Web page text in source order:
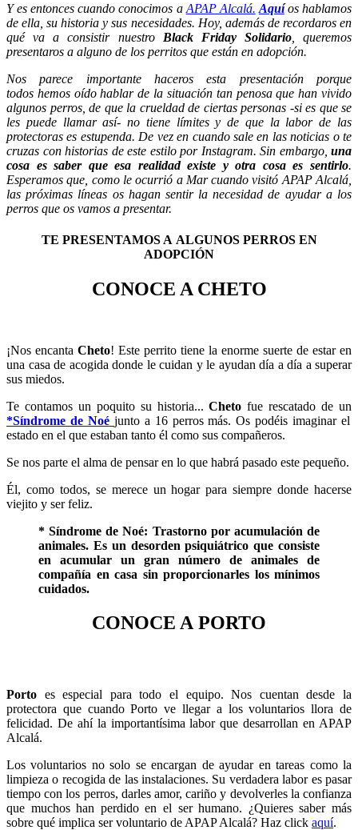
Y es entonces cuando conocimos a APAP Alcalá. Aquíos hablamos
de ella, su historia y sus necesidades. Hoy, además de recordaros en
qué va a consistir nuestro Black Friday Solidario, queremos
presentaros a alguno de los perritos que están en adopción.
Nos parece importante haceros esta presentación porque
todos hemos oído hablar de la situación tan penosa que han vivido
algunos perros, de que la crueldad de ciertas personas -si es que se
les puede llamar así- no tiene límites y de que la labor de las
protectoras es estupenda. De vez en cuando sale en las noticias o te
cruzas con historias de este estilo por Instagram. Sin embargo, una
cosa es saber que esa realidad existe y otra cosa es sentirlo.
Esperamos que, como le ocurrió a Mar cuando visitó APAP Alcalá,
las próximas líneas os hagan sentir la necesidad de ayudar a los
perros que os vamos a presentar.
TE PRESENTAMOS A ALGUNOS PERROS EN
ADOPCIÓN
CONOCE A CHETO
¡Nos encanta Cheto! Este perrito tiene la enorme suerte de estar en
una casa de acogida donde le cuidan y le ayudan día a día a superar
sus miedos.
Te contamos un poquito su historia...Cheto fue rescatado de un
*Síndrome de Noé junto a 16 perros más. Os podéis imaginar el
estado en el que estaban tanto él como sus compañeros.
Se nos parte el alma de pensar en lo que habrá pasado este pequeño.
Él, como todos, se merece un hogar para siempre donde hacerse
viejito y ser feliz.
*Síndrome de Noé: Trastorno por acumulación de
animales. Es un desorden psiquiátrico que consiste
en acumular un gran número de animales de
compañía en casa sin proporcionarles los mínimos
cuidados.
CONOCE A PORTO
Porto es especial para todo el equipo. Nos cuentan desde la
protectora que cuando Porto ve llegar a los voluntarios llora de
felicidad. De ahí la importantísima labor que desarrollan en APAP
Alcalá.
Los voluntarios no solo se encargan de ayudar en tareas como la
limpieza o recogida de las instalaciones. Su verdadera labor es pasar
tiempo con los perros, darles amor, cariño y devolverles la confianza
que muchos han perdido en el ser humano. ¿Quieres saber más
sobre qué implica ser voluntario de APAP Alcalá? Haz click aquí.